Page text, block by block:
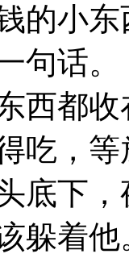
的小
句话。
都收
吃，
底下
着他